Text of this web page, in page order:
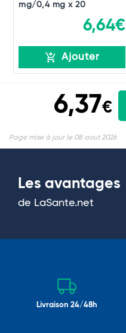
mg/0,4 mg x 20
6,64€
Ajouter
6,37€
Page mise à jour le 08 aout 2026
Les avantages
de LaSante.net
Livraison 24/48h